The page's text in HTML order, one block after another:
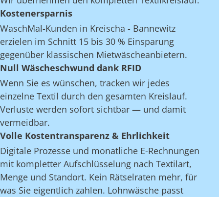
Kostenersparnis
WaschMal-Kunden in Kreischa - Bannewitz
erzielen im Schnitt 15 bis 30 % Einsparung
gegenüber klassischen Mietwäscheanbietern.
Null Wäscheschwund dank RFID
Wenn Sie es wünschen, tracken wir jedes
einzelne Textil durch den gesamten Kreislauf.
Verluste werden sofort sichtbar — und damit
vermeidbar.
Volle Kostentransparenz & Ehrlichkeit
Digitale Prozesse und monatliche E-Rechnungen
mit kompletter Aufschlüsselung nach Textilart,
Menge und Standort. Kein Rätselraten mehr, für
was Sie eigentlich zahlen. Lohnwäsche passt